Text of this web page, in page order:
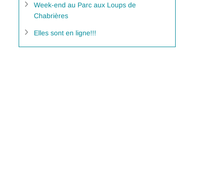
Week-end au Parc aux Loups de
Chabrières
Elles sont en ligne!!!